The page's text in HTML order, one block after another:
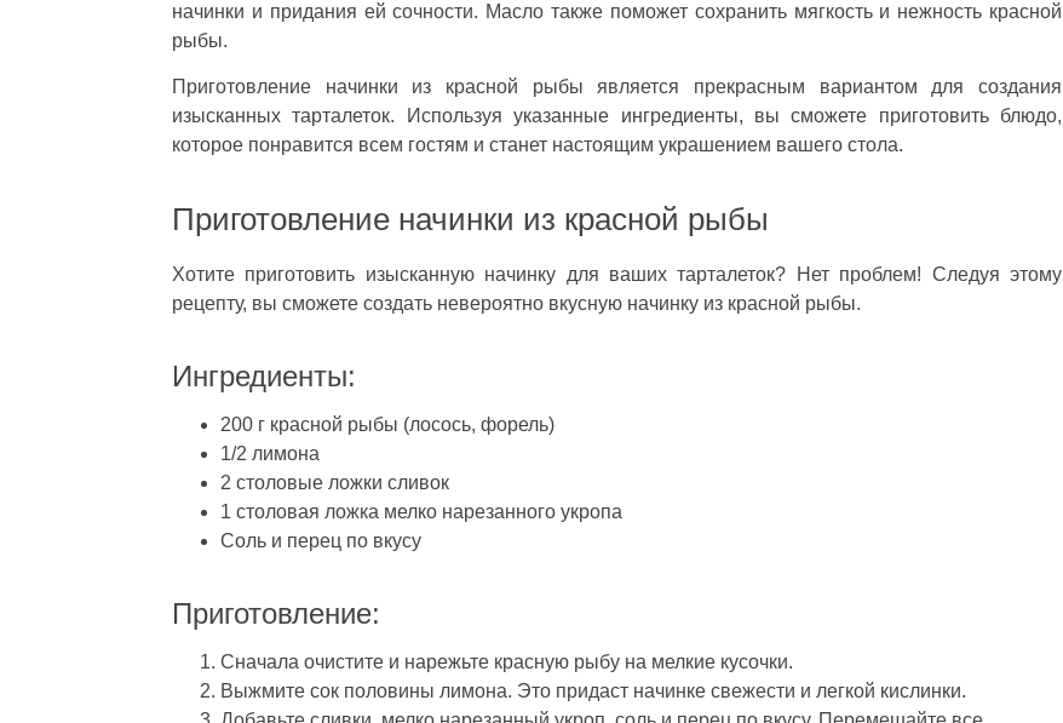
начинки и придания ей сочности. Масло также поможет сохранить мягкость и нежность красной
рыбы.
Приготовление начинки из красной рыбы является прекрасным вариантом для создания
изысканных тарталеток. Используя указанные ингредиенты, вы сможете приготовить блюдо,
которое понравится всем гостям и станет настоящим украшением вашего стола.
Приготовление начинки из красной рыбы
Хотите приготовить изысканную начинку для ваших тарталеток? Нет проблем! Следуя этому
рецепту, вы сможете создать невероятно вкусную начинку из красной рыбы.
Ингредиенты:
200 г красной рыбы (лосось, форель)
1/2 лимона
2 столовые ложки сливок
1 столовая ложка мелко нарезанного укропа
Соль и перец по вкусу
Приготовление:
Сначала очистите и нарежьте красную рыбу на мелкие кусочки.
Выжмите сок половины лимона. Это придаст начинке свежести и легкой кислинки.